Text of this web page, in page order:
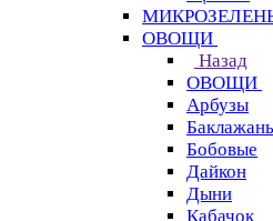
ОВОЩИ
Назад
ОВОЩИ
Арбузы
Бобовые
Дайкон
Дыни
Кабачок